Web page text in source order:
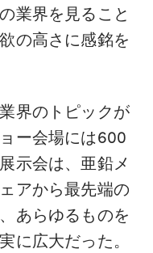
業界を見ること
の高さに感銘を
界のトピックが
ー会場には600
示会は、亜鉛メ
アから最先端の
あらゆるものを
に広大だった。